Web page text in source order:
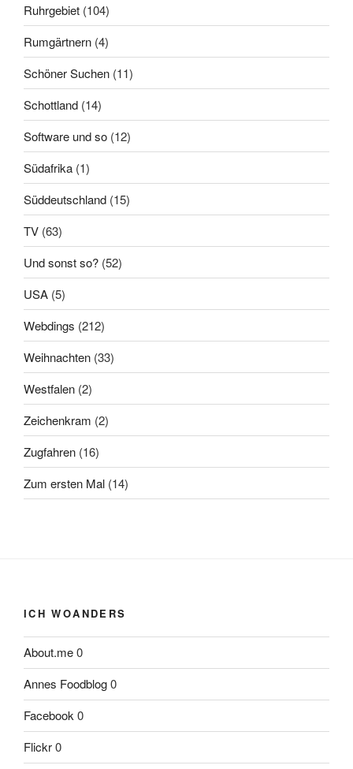
Ruhrgebiet (104)
Rumgärtnern (4)
Schöner Suchen (11)
Schottland (14)
Software und so (12)
Südafrika (1)
Süddeutschland (15)
TV (63)
Und sonst so? (52)
USA (5)
Webdings (212)
Weihnachten (33)
Westfalen (2)
Zeichenkram (2)
Zugfahren (16)
Zum ersten Mal (14)
ICH WOANDERS
About.me0
Annes Foodblog0
Facebook 0
Flickr0